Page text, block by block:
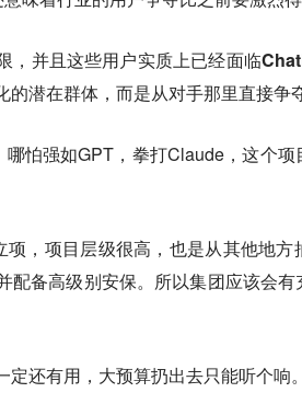
，并且这些用户实质上已经面临
潜在群体，而是从对手那里直接争
哪怕强如GPT，拳打Claude，这个
项，项目层级很高，也是从其他地
配备高级别安保。所以集团应该会
定还有用，大预算扔出去只能听个响。